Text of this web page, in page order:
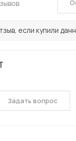
если купили
Задать вопрос